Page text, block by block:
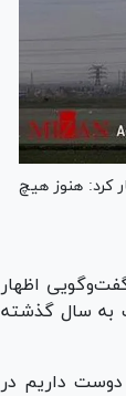
کرد: هنوز هیچ
اظهار
به سال گذشته
دوست داریم در